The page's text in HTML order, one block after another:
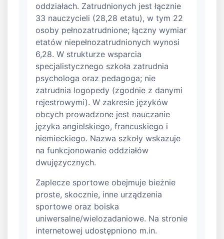
oddziałach. Zatrudnionych jest łącznie
33 nauczycieli (28,28 etatu), w tym 22
osoby pełnozatrudnione; łączny wymiar
etatów niepełnozatrudnionych wynosi
6,28. W strukturze wsparcia
specjalistycznego szkoła zatrudnia
psychologa oraz pedagoga; nie
zatrudnia logopedy (zgodnie z danymi
rejestrowymi). W zakresie języków
obcych prowadzone jest nauczanie
języka angielskiego, francuskiego i
niemieckiego. Nazwa szkoły wskazuje
na funkcjonowanie oddziałów
dwujęzycznych.
Zaplecze sportowe obejmuje bieżnie
proste, skocznie, inne urządzenia
sportowe oraz boiska
uniwersalne/wielozadaniowe. Na stronie
internetowej udostępniono m.in.